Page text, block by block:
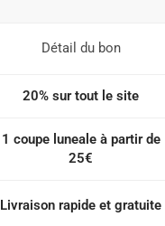
Détail du bon
20% sur tout le site
1 coupe luneale à partir de
25€
Livraison rapide et gratuite